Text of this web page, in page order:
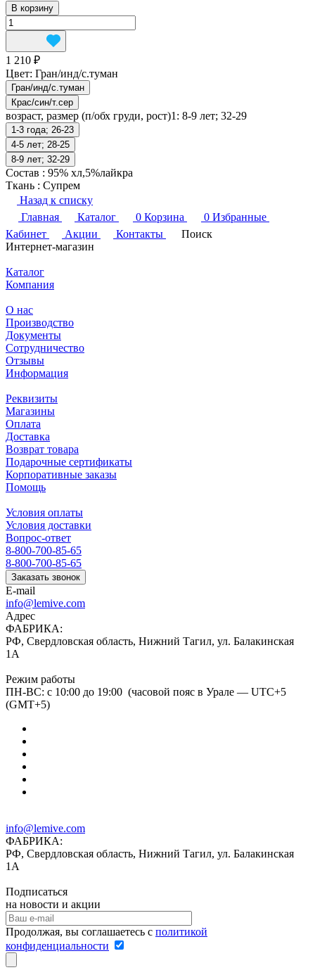
В корзину
1 210 ₽
Цвет: Гран/инд/с.туман
Гран/инд/с.туман
Крас/син/т.сер
возраст, размер (п/обх груди, рост)1: 8-9 лет; 32-29
1-3 года; 26-23
4-5 лет; 28-25
8-9 лет; 32-29
Состав : 95% хл,5%лайкра
Ткань : Супрем
Назад к списку
Главная
Каталог 0 Корзина 0 Избранные
Кабинет
Акции Контакты
Поиск
Интернет-магазин
Каталог
Компания
О нас
Производство
Документы
Сотрудничество
Отзывы
Информация
Реквизиты
Магазины
Оплата
Доставка
Возврат товара
Подарочные сертификаты
Корпоративные заказы
Помощь
Условия оплаты
Условия доставки
Вопрос-ответ
8-800-700-85-65
8-800-700-85-65
Заказать звонок
E-mail
info@lemive.com
Адрес
ФАБРИКА:
РФ, Свердловская область, Нижний Тагил, ул. Балакинская
1А
Режим работы
ПН-ВС: с 10:00 до 19:00 (часовой пояс в Урале — UTC+5
(GMT+5)
info@lemive.com
ФАБРИКА:
РФ, Свердловская область, Нижний Тагил, ул. Балакинская
1А
Подписаться
на новости и акции
Продолжая, вы соглашаетесь с политикой
конфиденциальности